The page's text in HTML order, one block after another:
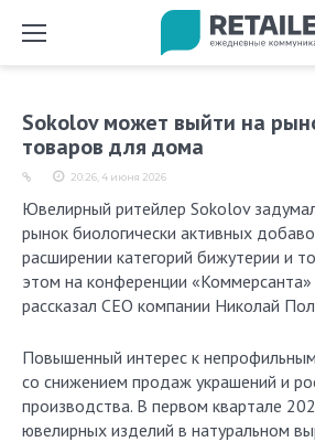
Sokolov может выйти на
товаров для дома
20:26, 4 июня 2026
Ювелирный ритейлер Sokolov задумался о выходе на
рынок биологически активных
расширении категорий бижутерии и
этом на конференции
рассказал CEO компании Николай
Повышенный интерес к непрофильным
со снижением продаж украшений и
производства. В первом квартале
ювелирных изделий в натуральном